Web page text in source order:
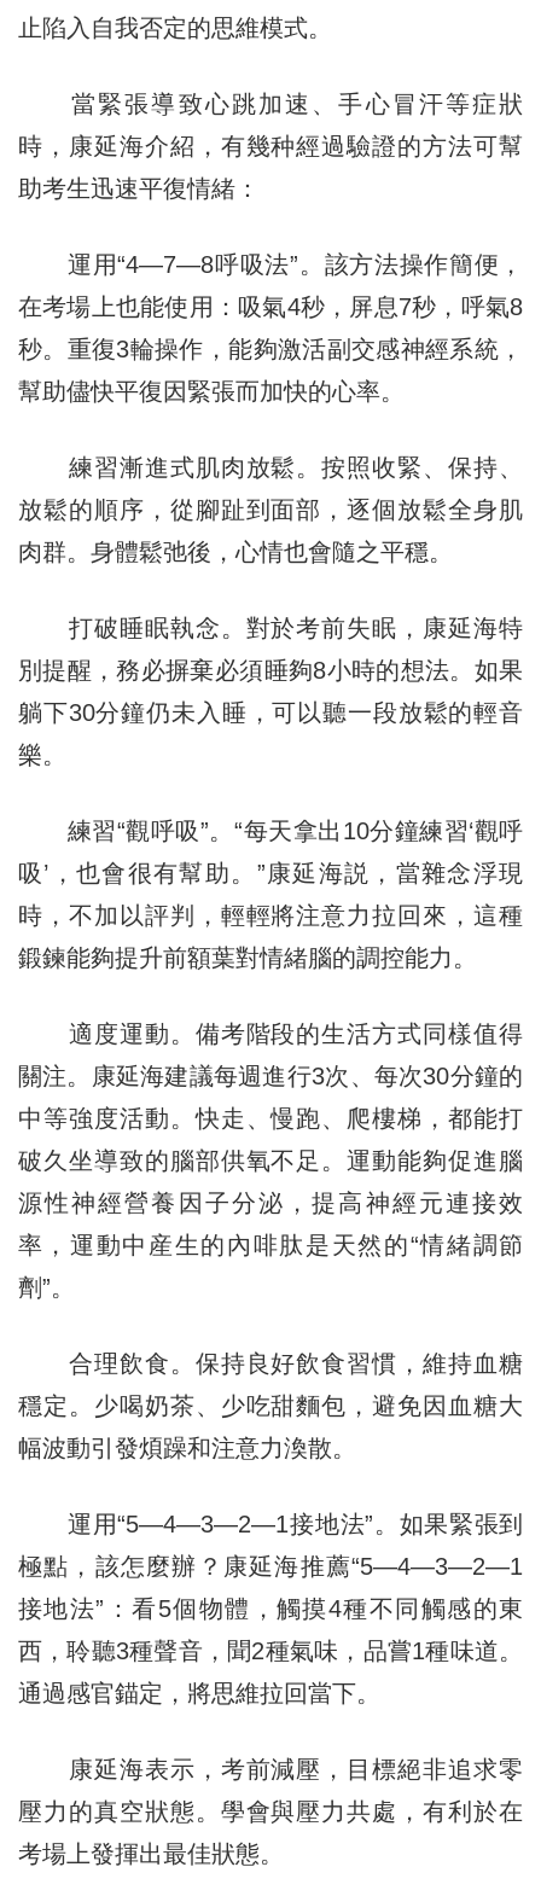
止陷入自我否定的思維模式。
當緊張導致心跳加速、手心冒汗等症狀
時，康延海介紹，有幾种經過驗證的方法可幫
助考生迅速平復情緒：
運用“4—7—8呼吸法”。該方法操作簡便，
在考場上也能使用：吸氣4秒，屏息7秒，呼氣8
秒。重復3輪操作，能夠激活副交感神經系統，
幫助儘快平復因緊張而加快的心率。
練習漸進式肌肉放鬆。按照收緊、保持、
放鬆的順序，從腳趾到面部，逐個放鬆全身肌
肉群。身體鬆弛後，心情也會隨之平穩。
打破睡眠執念。對於考前失眠，康延海特
別提醒，務必摒棄必須睡夠8小時的想法。如果
躺下30分鐘仍未入睡，可以聽一段放鬆的輕音
樂。
練習“觀呼吸”。“每天拿出10分鐘練習‘觀呼
吸’，也會很有幫助。”康延海説，當雜念浮現
時，不加以評判，輕輕將注意力拉回來，這種
鍛鍊能夠提升前額葉對情緒腦的調控能力。
適度運動。備考階段的生活方式同樣值得
關注。康延海建議每週進行3次、每次30分鐘的
中等強度活動。快走、慢跑、爬樓梯，都能打
破久坐導致的腦部供氧不足。運動能夠促進腦
源性神經營養因子分泌，提高神經元連接效
率，運動中産生的內啡肽是天然的“情緒調節
劑”。
合理飲食。保持良好飲食習慣，維持血糖
穩定。少喝奶茶、少吃甜麵包，避免因血糖大
幅波動引發煩躁和注意力渙散。
運用“5—4—3—2—1接地法”。如果緊張到
極點，該怎麼辦？康延海推薦“5—4—3—2—1
接地法”：看5個物體，觸摸4種不同觸感的東
西，聆聽3種聲音，聞2種氣味，品嘗1種味道。
通過感官錨定，將思維拉回當下。
康延海表示，考前減壓，目標絕非追求零
壓力的真空狀態。學會與壓力共處，有利於在
考場上發揮出最佳狀態。